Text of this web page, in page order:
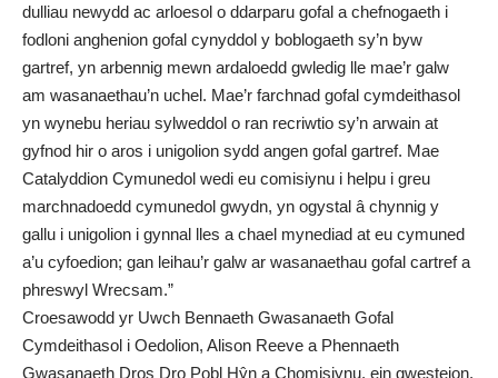
dulliau newydd ac arloesol o ddarparu gofal a chefnogaeth i
fodloni anghenion gofal cynyddol y boblogaeth sy’n byw
gartref, yn arbennig mewn ardaloedd gwledig lle mae’r galw
am wasanaethau’n uchel. Mae’r farchnad gofal cymdeithasol
yn wynebu heriau sylweddol o ran recriwtio sy’n arwain at
gyfnod hir o aros i unigolion sydd angen gofal gartref. Mae
Catalyddion Cymunedol wedi eu comisiynu i helpu i greu
marchnadoedd cymunedol gwydn, yn ogystal â chynnig y
gallu i unigolion i gynnal lles a chael mynediad at eu cymuned
a’u cyfoedion; gan leihau’r galw ar wasanaethau gofal cartref a
phreswyl Wrecsam.”
Croesawodd yr Uwch Bennaeth Gwasanaeth Gofal
Cymdeithasol i Oedolion, Alison Reeve a Phennaeth
Gwasanaeth Dros Dro Pobl Hŷn a Chomisiynu, ein gwesteion,